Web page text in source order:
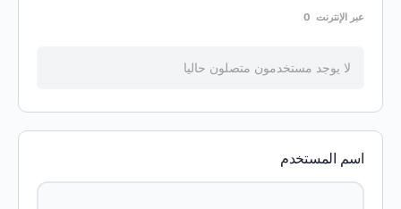
عبر الإنترنت 0
لا يوجد مستخدمون متصلون حاليا
اسم المستخدم